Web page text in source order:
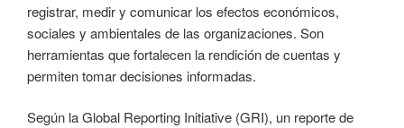
registrar, medir y comunicar los efectos económicos,
sociales y ambientales de las organizaciones. Son
herramientas que fortalecen la rendición de cuentas y
permiten tomar decisiones informadas.
Según la Global Reporting Initiative (GRI), un reporte de